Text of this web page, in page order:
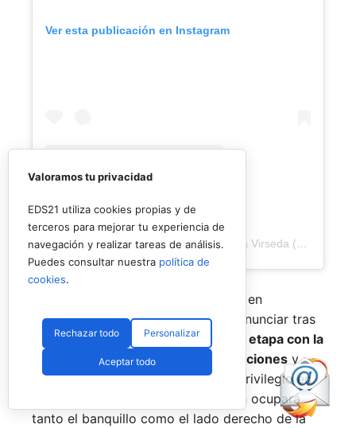
Ver esta publicación en Instagram
Una publicación compartida de Veronica Virseda (@verovirseda)
Con el mercado de parejas todavía en
movimiento y varios cambios por anunciar tras
el verano,Virseda inicia una nueva etapa con la
mirada puesta en recuperar sensaciones y
volver a pelear por posiciones de privilegio en
el circuito. La incógnita sobre quién ocupará
tanto el banquillo como el lado derecho de la
Valoramos tu privacidad
EDS21 utiliza cookies propias y de
terceros para mejorar tu experiencia de
navegación y realizar tareas de análisis.
Puedes consultar nuestra política de
cookies.
Rechazar todo Personalizar
Aceptar todo